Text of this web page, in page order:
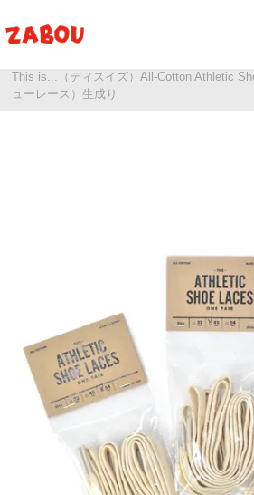
This is...（ディスイズ）All-Cotton Athletic
ューレース）生成り